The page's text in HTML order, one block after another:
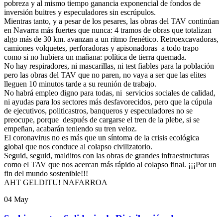
pobreza y al mismo tiempo ganancia exponencial de fondos de
inversión buitres y especuladores sin escrúpulos.
Mientras tanto, y a pesar de los pesares, las obras del TAV continúan
en Navarra más fuertes que nunca: 4 tramos de obras que totalizan
algo más de 30 km. avanzan a un ritmo frenético. Retroexcavadoras,
camiones volquetes, perforadoras y apisonadoras a todo trapo
como si no hubiera un mañana: política de tierra quemada.
No hay respiradores, ni mascarillas, ni test fiables para la población
pero las obras del TAV que no paren, no vaya a ser que las elites
lleguen 10 minutos tarde a su reunión de trabajo.
No habrá empleo digno para todas, ni servicios sociales de calidad,
ni ayudas para los sectores más desfavorecidos, pero que la cúpula
de ejecutivos, politicastros, banqueros y especuladores no se
preocupe, porque después de cargarse el tren de la plebe, si se
empeñan, acabarán teniendo su tren veloz.
El coronavirus no es más que un síntoma de la crisis ecológica
global que nos conduce al colapso civilizatorio.
Seguid, seguid, malditos con las obras de grandes infraestructuras
como el TAV que nos acercan más rápido al colapso final. ¡¡¡Por un
fin del mundo sostenible!!!
AHT GELDITU! NAFARROA
04 May